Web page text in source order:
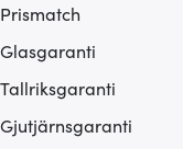
Prismatch
Glasgaranti
Tallriksgaranti
Gjutjärnsgaranti